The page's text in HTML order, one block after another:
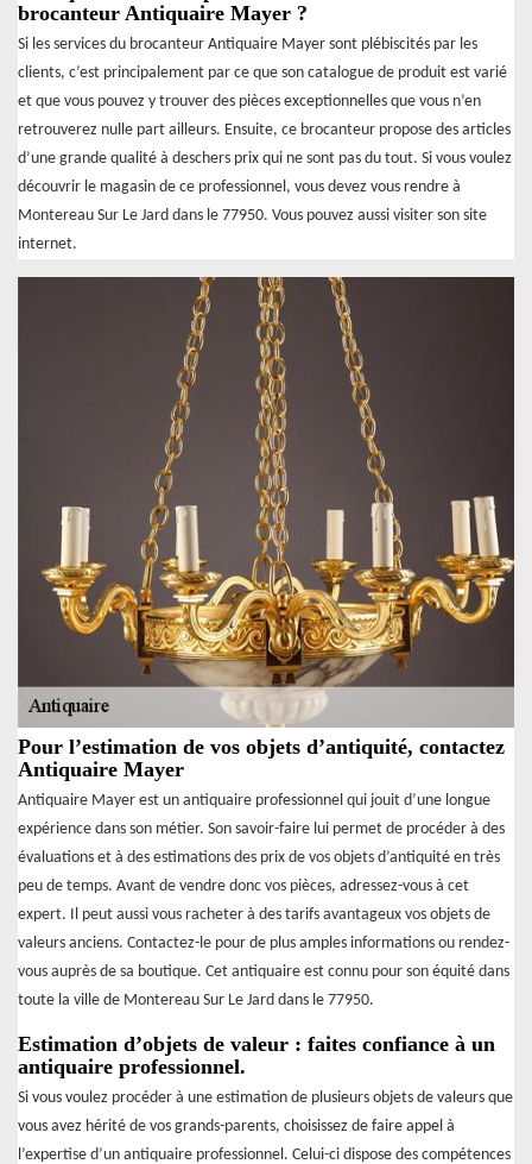
brocanteur Antiquaire Mayer ?
Si les services du brocanteur Antiquaire Mayer sont plébiscités par les
clients, c’est principalement par ce que son catalogue de produit est varié
et que vous pouvez y trouver des pièces exceptionnelles que vous n’en
retrouverez nulle part ailleurs. Ensuite, ce brocanteur propose des articles
d’une grande qualité à deschers prix qui ne sont pas du tout. Si vous voulez
découvrir le magasin de ce professionnel, vous devez vous rendre à
Montereau Sur Le Jard dans le 77950. Vous pouvez aussi visiter son site
internet.
Pour l’estimation de vos objets d’antiquité, contactez
Antiquaire Mayer
Antiquaire Mayer est un antiquaire professionnel qui jouit d’une longue
expérience dans son métier. Son savoir-faire lui permet de procéder à des
évaluations et à des estimations des prix de vos objets d’antiquité en très
peu de temps. Avant de vendre donc vos pièces, adressez-vous à cet
expert. Il peut aussi vous racheter à des tarifs avantageux vos objets de
valeurs anciens. Contactez-le pour de plus amples informations ou rendez-
vous auprès de sa boutique. Cet antiquaire est connu pour son équité dans
toute la ville de Montereau Sur Le Jard dans le 77950.
Estimation d’objets de valeur : faites confiance à un
antiquaire professionnel.
Si vous voulez procéder à une estimation de plusieurs objets de valeurs que
vous avez hérité de vos grands-parents, choisissez de faire appel à
l’expertise d’un antiquaire professionnel. Celui-ci dispose des compétences